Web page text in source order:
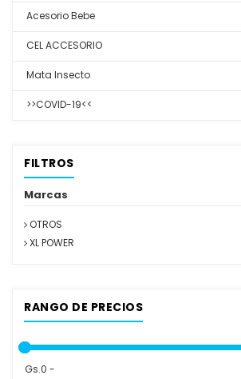
Acesorio Bebe
CEL ACCESORIO
Mata Insecto
>>COVID-19<<
FILTROS
Marcas
OTROS
XL POWER
RANGO DE PRECIOS
Gs.0 -